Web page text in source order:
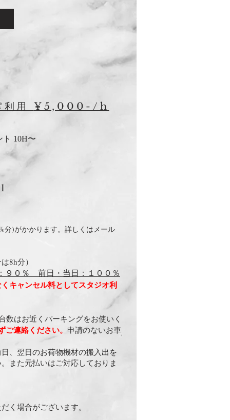
利用 ¥5,000-/h
10H〜
)がかかります。 詳しくはメール
8h分）
０％ 前日・当日：１００％
キャンセル料としてスタジオ利
数はお近くパーキングをお使いく
連絡ください。 申請のないお車
、翌日のお荷物機材の搬入出を
また元払いはご対応しておりま
く場合がございます。